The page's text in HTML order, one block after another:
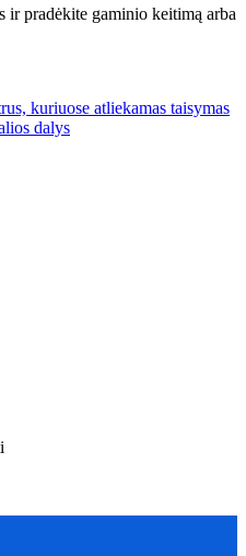
ir pradėkite gaminio keitimą arba
kuriuose atliekamas taisymas
dalys